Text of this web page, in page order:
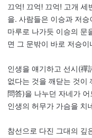
끄억! 끄억! 끄억! 고개 세
을. 사람들은 이승과 저
마루로 나가듯 이승의 문
면 그 문밖이 바로 저승이
인생을 얘기하고 선시(禪
없다는 것을 깨닫는 것이
問答)을 나누던 자네가
인생의 허무가 가슴을 치
참선으로 다진 그대의 깊